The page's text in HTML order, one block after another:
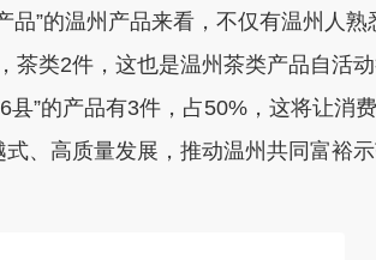
的温州产品来看，不仅有温州人熟
茶类2件，这也是温州茶类产品自活
”的产品有3件，占50%，这将让消
、高质量发展，推动温州共同富裕